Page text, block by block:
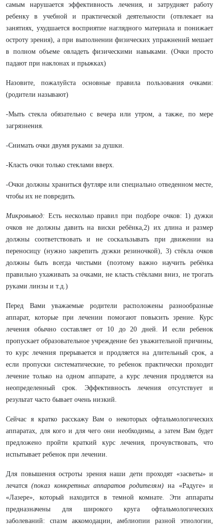
самым нарушается эффективность лечения, и затрудняет работу
ребенку в учебной и практической деятельности (отвлекает на
занятиях, ухудшается восприятие наглядного материала и понижает
остроту зрения), а при выполнении физических упражнений мешает
в полном объеме овладеть физическими навыками. (Очки просто
падают при наклонах и прыжках)
Назовите, пожалуйста основные правила пользования очками:
(родители называют)
-Мыть стекла обязательно с вечера или утром, а также, по мере
загрязнения.
-Снимать очки двумя руками за душки.
-Класть очки только стеклами вверх.
-Очки должны храниться футляре или специально отведенном месте,
чтобы их не повредить
Микровывод: Есть несколько правил при подборе очков: 1) дужки
очков не должны давить на виски ребёнка,2) их длина и размер
должны соответствовать и не соскальзывать при движении на
переносицу (нужно закрепить дужки резиночкой), 3) стёкла очков
должны быть всегда чистыми (поэтому важно научить ребёнка
правильно ухаживать за очками, не класть стёклами вниз, не трогать
руками линзы и т.д.)
Перед Вами уважаемые родители расположены разнообразные
аппарат, которые при лечении помогают повысить зрение. Курс
лечения обычно составляет от 10 до 20 дней. И если ребенок
пропускает образовательное учреждение без уважительной причины,
то курс лечения прерывается и продляется на длительный срок, а
если пропуски систематические, то ребенок практически проходит
лечение только на одном аппарате, а курс лечения продляется на
неопределенный срок. Эффективность лечения отсутствует и
результат часто бывает очень низкий.
Сейчас я кратко расскажу Вам о некоторых офтальмологических
аппаратах, для кого и для чего они необходимы, а затем Вам будет
предложено пройти краткий курс лечения, прочувствовать, что
испытывает ребенок при лечении.
Для повышения остроты зрения наши дети проходят «засветы» и
лечатся(показ конкретных аппаратов родителям) на «Радуге» и
«Лазере», который находится в темной комнате. Эти аппараты
предназначены для широкого круга офтальмологических
заболеваний: спазм аккомодации, амблиопии разной этиологии,